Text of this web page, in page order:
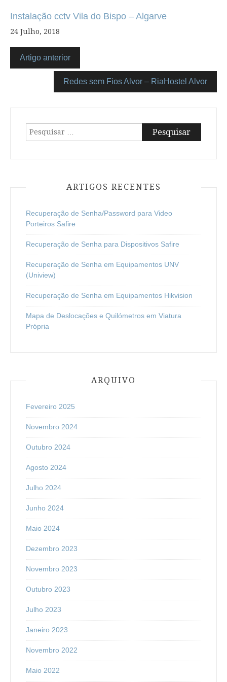
Instalação cctv Vila do Bispo – Algarve
24 Julho, 2018
Artigo anterior
Redes sem Fios Alvor – RiaHostel Alvor
Pesquisar
por:
ARTIGOS RECENTES
Recuperação de Senha/Password para Video
Porteiros Safire
Recuperação de Senha para Dispositivos Safire
Recuperação de Senha em Equipamentos UNV
(Uniview)
Recuperação de Senha em Equipamentos Hikvision
Mapa de Deslocações e Quilómetros em Viatura
Própria
ARQUIVO
Fevereiro 2025
Novembro 2024
Outubro 2024
Agosto 2024
Julho 2024
Junho 2024
Maio 2024
Dezembro 2023
Novembro 2023
Outubro 2023
Julho 2023
Janeiro 2023
Novembro 2022
Maio 2022